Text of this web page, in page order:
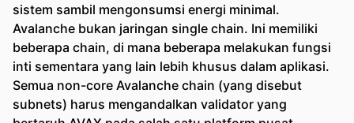
sistem sambil mengonsumsi energi minimal.
Avalanche bukan jaringan single chain. Ini memiliki
beberapa chain, di mana beberapa melakukan fungsi
inti sementara yang lain lebih khusus dalam aplikasi.
Semua non-core Avalanche chain (yang disebut
subnets) harus mengandalkan validator yang